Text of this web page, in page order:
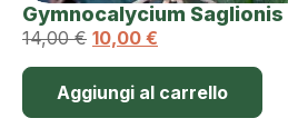
Gymnocalycium Saglionis
14,00€ 10,00 €
Aggiungi al carrello